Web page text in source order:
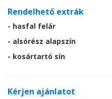
Rendelhető extrák
- hasfal felár
- alsórész alapszín
- kosártartó sín
Kérjen ajánlatot